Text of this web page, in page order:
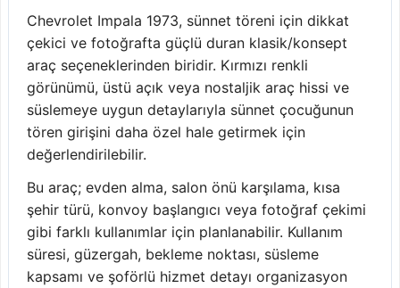
Chevrolet Impala 1973, sünnet töreni için dikkat
çekici ve fotoğrafta güçlü duran klasik/konsept
araç seçeneklerinden biridir. Kırmızı renkli
görünümü, üstü açık veya nostaljik araç hissi ve
süslemeye uygun detaylarıyla sünnet çocuğunun
tören girişini daha özel hale getirmek için
değerlendirilebilir.
Bu araç; evden alma, salon önü karşılama, kısa
şehir türü, konvoy başlangıcı veya fotoğraf çekimi
gibi farklı kullanımlar için planlanabilir. Kullanım
süresi, güzergah, bekleme noktası, süsleme
kapsamı ve şoförlü hizmet detayı organizasyon